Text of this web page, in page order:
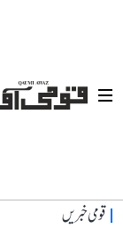
قومی خبریں